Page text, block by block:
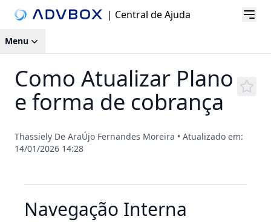
| Central de Ajuda
Menu
Como Atualizar Plano
e forma de cobrança
Thassiely De AraÚjo Fernandes Moreira • Atualizado em:
14/01/2026 14:28
Navegação Interna